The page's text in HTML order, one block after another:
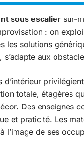
sous escalier sur-
: on
les solutions
s’adapte aux
d’intérieur
totale, étagères
Des enseignes
et praticité. Les
à l’image de ses